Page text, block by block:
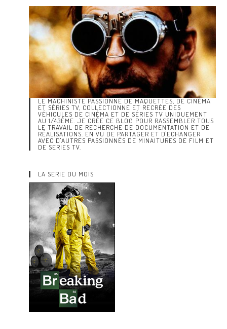
LE MACHINISTE PASSIONNÉ DE MAQUETTES, DE CINÉMA
ET SÉRIES TV, COLLECTIONNE ET RECRÉE DES
VÉHICULES DE CINÉMA ET DE SÉRIES TV UNIQUEMENT
AU 1/43ÈME. JE CRÉE CE BLOG POUR RASSEMBLER TOUS
LE TRAVAIL DE RECHERCHE DE DOCUMENTATION ET DE
RÉALISATIONS. EN VU DE PARTAGER ET D'ECHANGER
AVEC D'AUTRES PASSIONNÉS DE MINAITURES DE FILM ET
DE SERIES TV.
LA SERIE DU MOIS